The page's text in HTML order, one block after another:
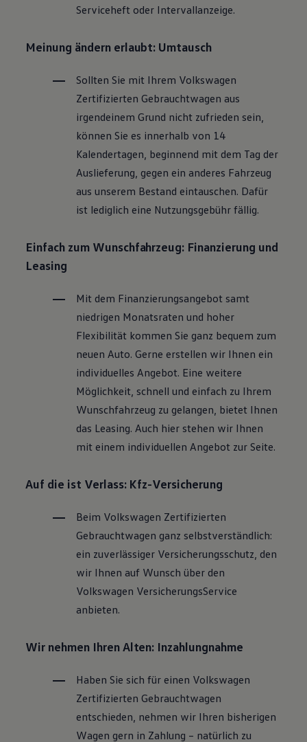
Magazin
Familie
Volkswagen R
Pannen- und Unfallhilfe
Volkswagen Kundenbetreuung
Serviceheft oder Intervallanzeige.
Meinung ändern erlaubt: Umtausch
Sollten Sie mit Ihrem Volkswagen
Zertifizierten Gebrauchtwagen aus
irgendeinem Grund nicht zufrieden sein,
können Sie es innerhalb von 14
Kalendertagen, beginnend mit dem Tag der
Auslieferung, gegen ein anderes Fahrzeug
aus unserem Bestand eintauschen. Dafür
ist lediglich eine Nutzungsgebühr fällig.
Einfach zum Wunschfahrzeug: Finanzierung und
Leasing
Mit dem Finanzierungsangebot samt
niedrigen Monatsraten und hoher
Flexibilität kommen Sie ganz bequem zum
neuen Auto. Gerne erstellen wir Ihnen ein
individuelles Angebot. Eine weitere
Möglichkeit, schnell und einfach zu Ihrem
Wunschfahrzeug zu gelangen, bietet Ihnen
das Leasing. Auch hier stehen wir Ihnen
mit einem individuellen Angebot zur Seite.
Auf die ist Verlass: Kfz-Versicherung
Beim Volkswagen Zertifizierten
Gebrauchtwagen ganz selbstverständlich:
ein zuverlässiger Versicherungsschutz, den
wir Ihnen auf Wunsch über den
Volkswagen VersicherungsService
anbieten.
Wir nehmen Ihren Alten: Inzahlungnahme
Haben Sie sich für einen Volkswagen
Zertifizierten Gebrauchtwagen
entschieden, nehmen wir Ihren bisherigen
Wagen gern in Zahlung – natürlich zu